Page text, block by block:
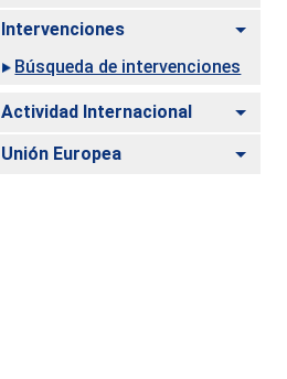
Intervenciones
Búsqueda de intervenciones
Actividad Internacional
Unión Europea